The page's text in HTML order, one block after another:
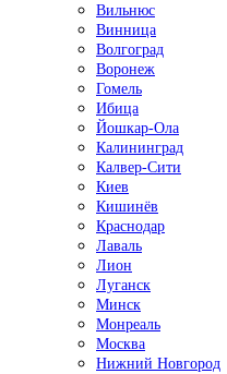
Вильнюс
Винница
Волгоград
Воронеж
Гомель
Ибица
Йошкар-Ола
Калининград
Калвер-Сити
Киев
Кишинёв
Краснодар
Лаваль
Лион
Луганск
Минск
Монреаль
Москва
Нижний Новгород